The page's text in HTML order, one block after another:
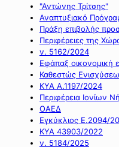
"Αντώνης Τρίτσης"
Αναπτυξιακό
Πράξη επιβολής
Περιφέρειες της
ν. 5162/2024
Εφάπαξ οικονομική
Καθεστώς
ΚΥΑ Α.1197/2024
Περιφέρεια Ιονίων
ΟΑΕΔ
Εγκύκλιος Ε.2094/
ΚΥΑ 43903/2022
ν. 5184/2025